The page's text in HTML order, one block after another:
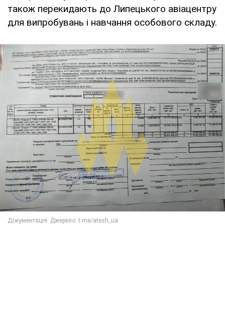
також перекидають до Липецького авіацентру
для випробувань і навчання особового складу.